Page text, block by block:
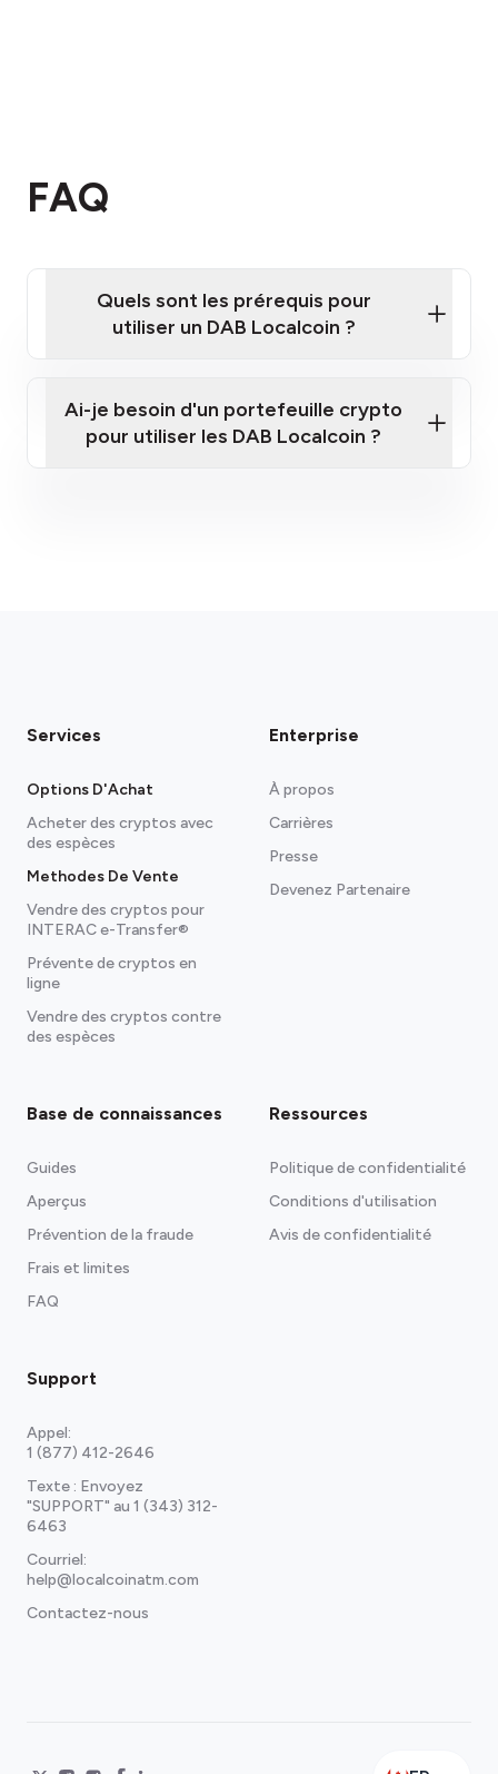
FAQ
Quels sont les prérequis pour
utiliser un DAB Localcoin ?
Ai-je besoin d'un portefeuille crypto
pour utiliser les DAB Localcoin ?
Services
Options D'Achat
Acheter des cryptos avec
des espèces
Methodes De Vente
Vendre des cryptos pour
INTERAC e-Transfer®
Prévente de cryptos en
ligne
Vendre des cryptos contre
des espèces
Enterprise
À propos
Carrières
Presse
Devenez Partenaire
Base de connaissances
Guides
Aperçus
Prévention de la fraude
Frais et limites
FAQ
Ressources
Politique de confidentialité
Conditions d'utilisation
Avis de confidentialité
Support
Appel:
1 (877) 412-2646
Texte : Envoyez
"SUPPORT" au 1 (343) 312-
6463
Courriel:
help@localcoinatm.com
Contactez-nous